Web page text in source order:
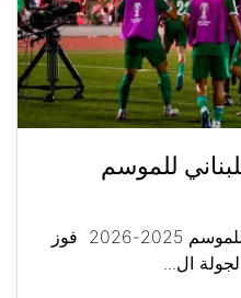
للموسم
الأنصار بطلًا للدوري اللبناني للموسم 2025-2026 فوز